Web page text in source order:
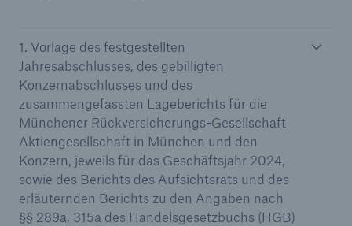
1. Vorlage des festgestellten
Jahresabschlusses, des gebilligten
Konzernabschlusses und des
zusammengefassten Lageberichts für die
Münchener Rückversicherungs-Gesellschaft
Aktiengesellschaft in München und den
Konzern, jeweils für das Geschäftsjahr 2024,
sowie des Berichts des Aufsichtsrats und des
erläuternden Berichts zu den Angaben nach
§§ 289a, 315a des Handelsgesetzbuchs (HGB)
Naturkatastrophen
Versicherungslücke: der Anteil der nicht
versicherten Schäden aus Naturkatastrophen
seit 1980 beträgt